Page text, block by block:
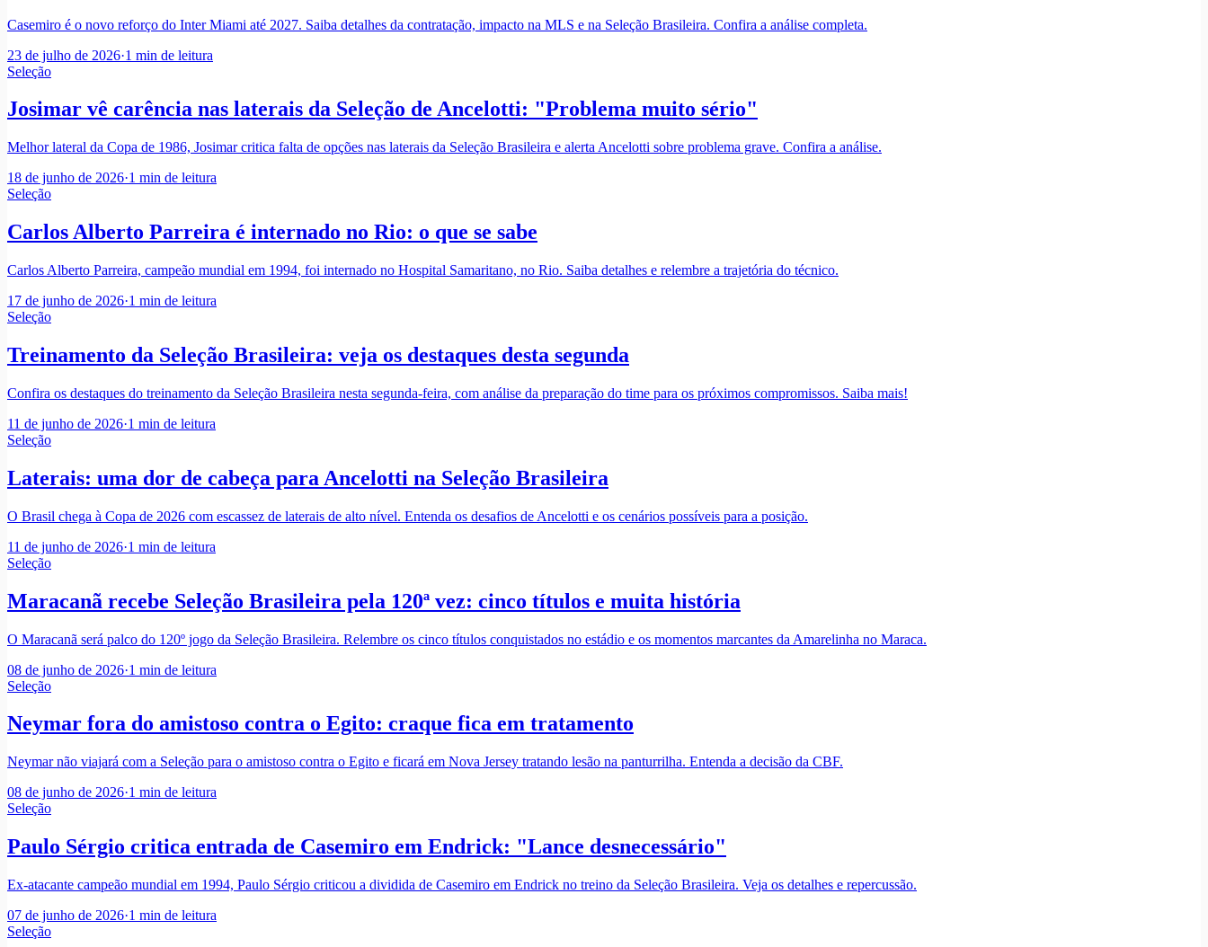
Casemiro é o novo reforço do Inter Miami até 2027. Saiba detalhes da contratação, impacto na MLS e na Seleção Brasileira. Confira a análise completa.
23 de julho de 2026·1 min de leitura
Seleção
Josimar vê carência nas laterais da Seleção de Ancelotti: "Problema muito sério"
Melhor lateral da Copa de 1986, Josimar critica falta de opções nas laterais da Seleção Brasileira e alerta Ancelotti sobre problema grave. Confira a análise.
18 de junho de 2026·1 min de leitura
Seleção
Carlos Alberto Parreira é internado no Rio: o que se sabe
Carlos Alberto Parreira, campeão mundial em 1994, foi internado no Hospital Samaritano, no Rio. Saiba detalhes e relembre a trajetória do técnico.
17 de junho de 2026·1 min de leitura
Seleção
Treinamento da Seleção Brasileira: veja os destaques desta segunda
Confira os destaques do treinamento da Seleção Brasileira nesta segunda-feira, com análise da preparação do time para os próximos compromissos. Saiba mais!
11 de junho de 2026·1 min de leitura
Seleção
Laterais: uma dor de cabeça para Ancelotti na Seleção Brasileira
O Brasil chega à Copa de 2026 com escassez de laterais de alto nível. Entenda os desafios de Ancelotti e os cenários possíveis para a posição.
11 de junho de 2026·1 min de leitura
Seleção
Maracanã recebe Seleção Brasileira pela 120ª vez: cinco títulos e muita história
O Maracanã será palco do 120º jogo da Seleção Brasileira. Relembre os cinco títulos conquistados no estádio e os momentos marcantes da Amarelinha no Maraca.
08 de junho de 2026·1 min de leitura
Seleção
Neymar fora do amistoso contra o Egito: craque fica em tratamento
Neymar não viajará com a Seleção para o amistoso contra o Egito e ficará em Nova Jersey tratando lesão na panturrilha. Entenda a decisão da CBF.
08 de junho de 2026·1 min de leitura
Seleção
Paulo Sérgio critica entrada de Casemiro em Endrick: "Lance desnecessário"
Ex-atacante campeão mundial em 1994, Paulo Sérgio criticou a dividida de Casemiro em Endrick no treino da Seleção Brasileira. Veja os detalhes e repercussão.
07 de junho de 2026·1 min de leitura
Seleção